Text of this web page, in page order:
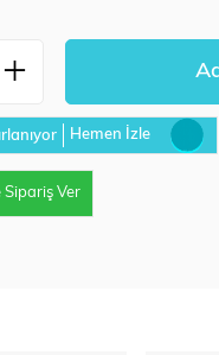
Hemen İzle
Ver